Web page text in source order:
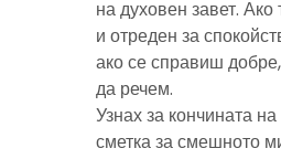
на духовен завет.
и отреден за
ако се справиш
да речем.
Узнах за кончината
сметка за смешното